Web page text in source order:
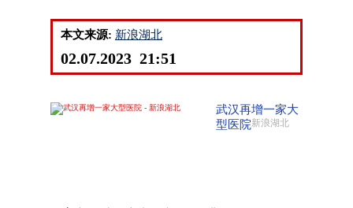
本文来源: 新浪湖北
02.07.2023 21:51
武汉再增一家大
型医院新浪湖北